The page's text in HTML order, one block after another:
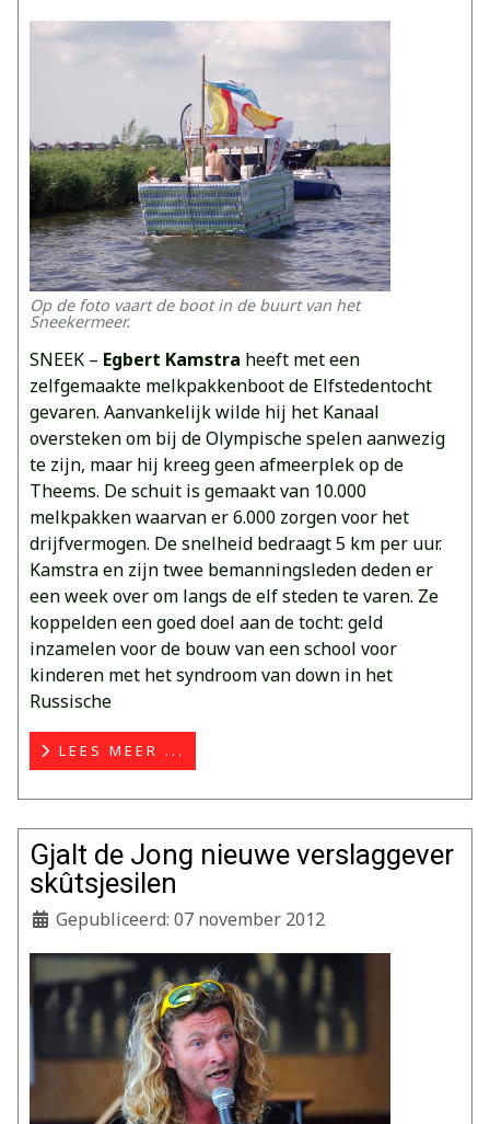
Op de foto vaart de boot in de buurt van het
Sneekermeer.
SNEEK – Egbert Kamstra heeft met een
zelfgemaakte melkpakkenboot de Elfstedentocht
gevaren. Aanvankelijk wilde hij het Kanaal
oversteken om bij de Olympische spelen aanwezig
te zijn, maar hij kreeg geen afmeerplek op de
Theems. De schuit is gemaakt van 10.000
melkpakken waarvan er 6.000 zorgen voor het
drijfvermogen. De snelheid bedraagt 5 km per uur.
Kamstra en zijn twee bemanningsleden deden er
een week over om langs de elf steden te varen. Ze
koppelden een goed doel aan de tocht: geld
inzamelen voor de bouw van een school voor
kinderen met het syndroom van down in het
Russische
LEES MEER ...
Gjalt de Jong nieuwe verslaggever
skûtsjesilen
Gepubliceerd: 07 november 2012